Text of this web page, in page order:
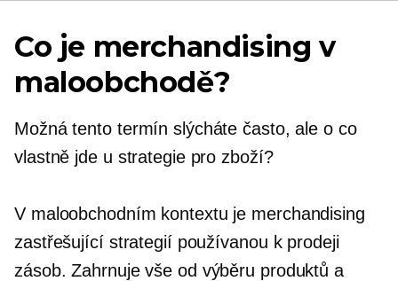
Co je merchandising v
maloobchodě?
Možná tento termín slýcháte často, ale o co
vlastně jde u strategie pro zboží?
V maloobchodním kontextu je merchandising
zastřešující strategií používanou k prodeji
zásob. Zahrnuje vše od výběru produktů a